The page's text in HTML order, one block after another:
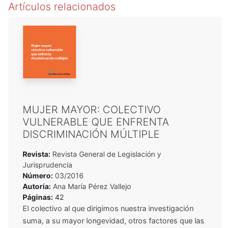
Artículos relacionados
MUJER MAYOR: COLECTIVO
VULNERABLE QUE ENFRENTA
DISCRIMINACIÓN MÚLTIPLE
Revista: Revista General de Legislación y
Jurisprudencia
Número: 03/2016
Autoría: Ana María Pérez Vallejo
Páginas: 42
El colectivo al que dirigimos nuestra investigación
suma, a su mayor longevidad, otros factores que las